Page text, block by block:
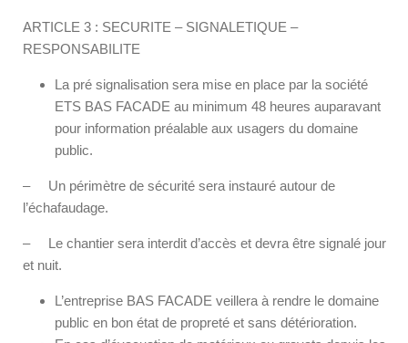
ARTICLE 3 : SECURITE – SIGNALETIQUE –
RESPONSABILITE
La pré signalisation sera mise en place par la société
ETS BAS FACADE au minimum 48 heures auparavant
pour information préalable aux usagers du domaine
public.
– Un périmètre de sécurité sera instauré autour de
l’échafaudage.
– Le chantier sera interdit d’accès et devra être signalé jour
et nuit.
L’entreprise BAS FACADE veillera à rendre le domaine
public en bon état de propreté et sans détérioration.